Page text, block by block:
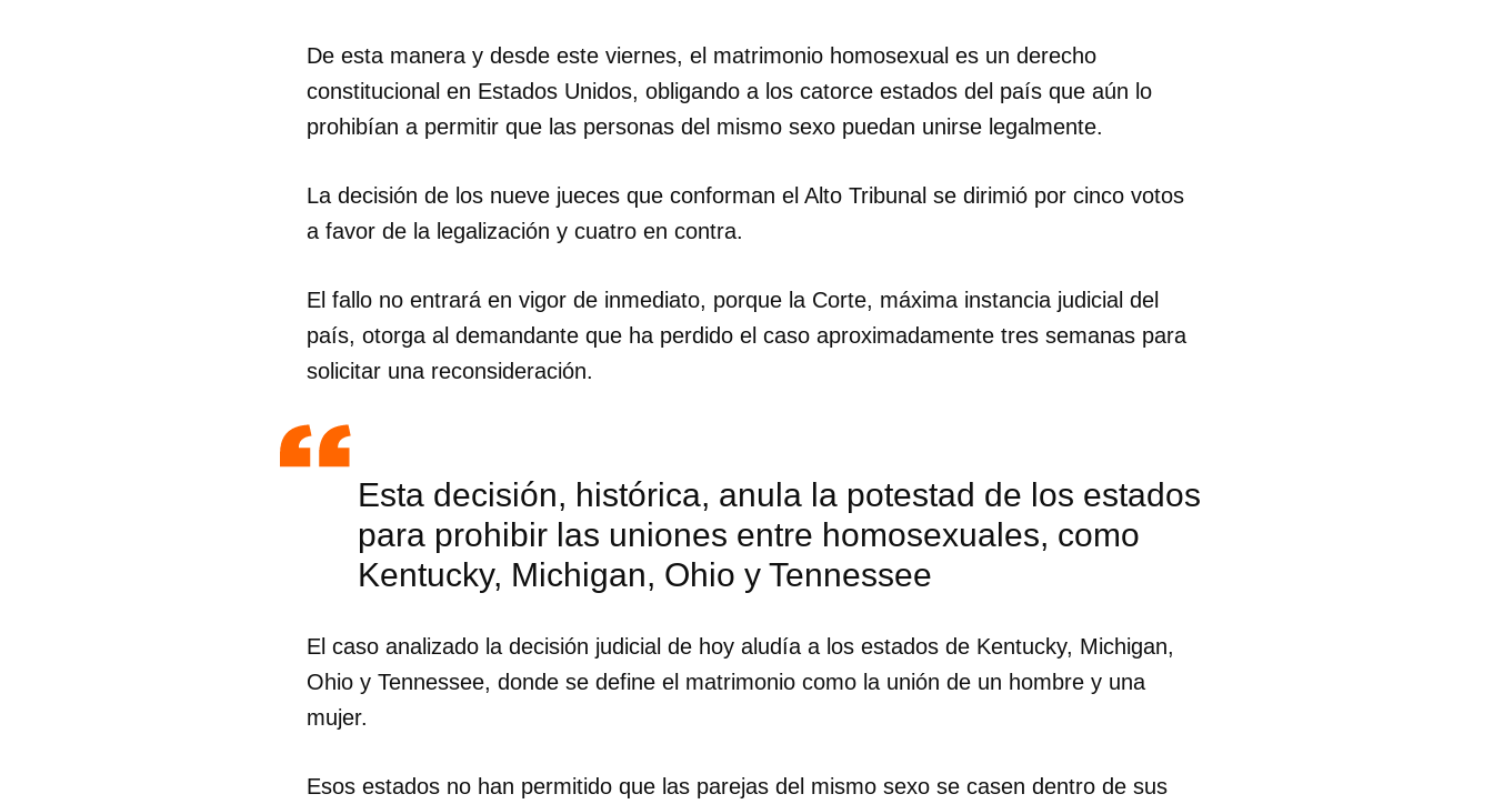
De esta manera y desde este viernes, el matrimonio homosexual es un derecho
constitucional en Estados Unidos, obligando a los catorce estados del país que aún lo
prohibían a permitir que las personas del mismo sexo puedan unirse legalmente.
La decisión de los nueve jueces que conforman el Alto Tribunal se dirimió por cinco votos
a favor de la legalización y cuatro en contra.
El fallo no entrará en vigor de inmediato, porque la Corte, máxima instancia judicial del
país, otorga al demandante que ha perdido el caso aproximadamente tres semanas para
solicitar una reconsideración.
Esta decisión, histórica, anula la potestad de los estados
para prohibir las uniones entre homosexuales, como
Kentucky, Michigan, Ohio y Tennessee
El caso analizado la decisión judicial de hoy aludía a los estados de Kentucky, Michigan,
Ohio y Tennessee, donde se define el matrimonio como la unión de un hombre y una
mujer.
Esos estados no han permitido que las parejas del mismo sexo se casen dentro de sus